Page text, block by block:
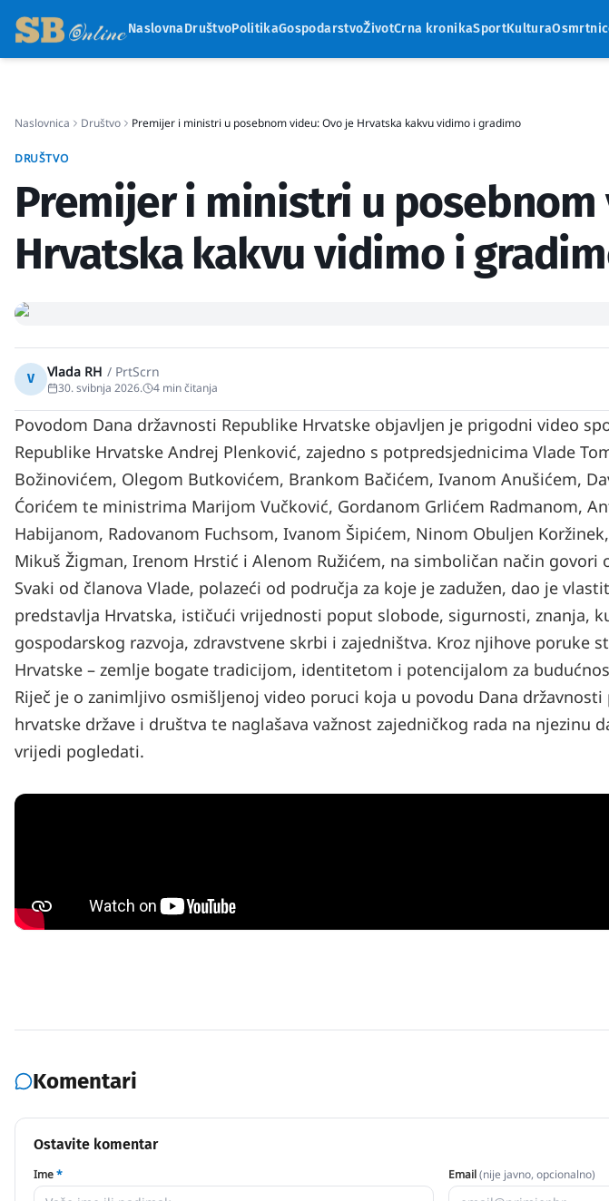
NaslovnaDruštvoPolitikaGospodarstvoŽivotCrna kronikaSportKultura
Naslovnica Društvo Premijer i ministri u posebnom videu: Ovo je Hrvatska kakvu vidimo i gradimo
DRUŠTVO
Premijer i ministri u posebnom
Hrvatska kakvu vidimo i
V Vlada RH / PrtScrn
30. svibnja 2026. 4 min čitanja
Povodom Dana državnosti Republike Hrvatske objavljen je prigodni video
Republike Hrvatske Andrej Plenković, zajedno s potpredsjednicima Vlade
Božinovićem, Olegom Butkovićem, Brankom Bačićem, Ivanom Anušićem,
Ćorićem te ministrima Marijom Vučković, Gordanom Grlićem Radmanom,
Habijanom, Radovanom Fuchsom, Ivanom Šipićem, Ninom Obuljen
Mikuš Žigman, Irenom Hrstić i Alenom Ružićem, na simboličan način govori
Svaki od članova Vlade, polazeći od područja za koje je zadužen, dao je
predstavlja Hrvatska, ističući vrijednosti poput slobode, sigurnosti, znanja,
gospodarskog razvoja, zdravstvene skrbi i zajedništva. Kroz njihove poruke
Hrvatske – zemlje bogate tradicijom, identitetom i potencijalom za
Riječ je o zanimljivo osmišljenoj video poruci koja u povodu Dana
hrvatske države i društva te naglašava važnost zajedničkog rada na njezinu
vrijedi pogledati.
Komentari
Ostavite komentar
Ime* Email(nije javno, opcionalno)